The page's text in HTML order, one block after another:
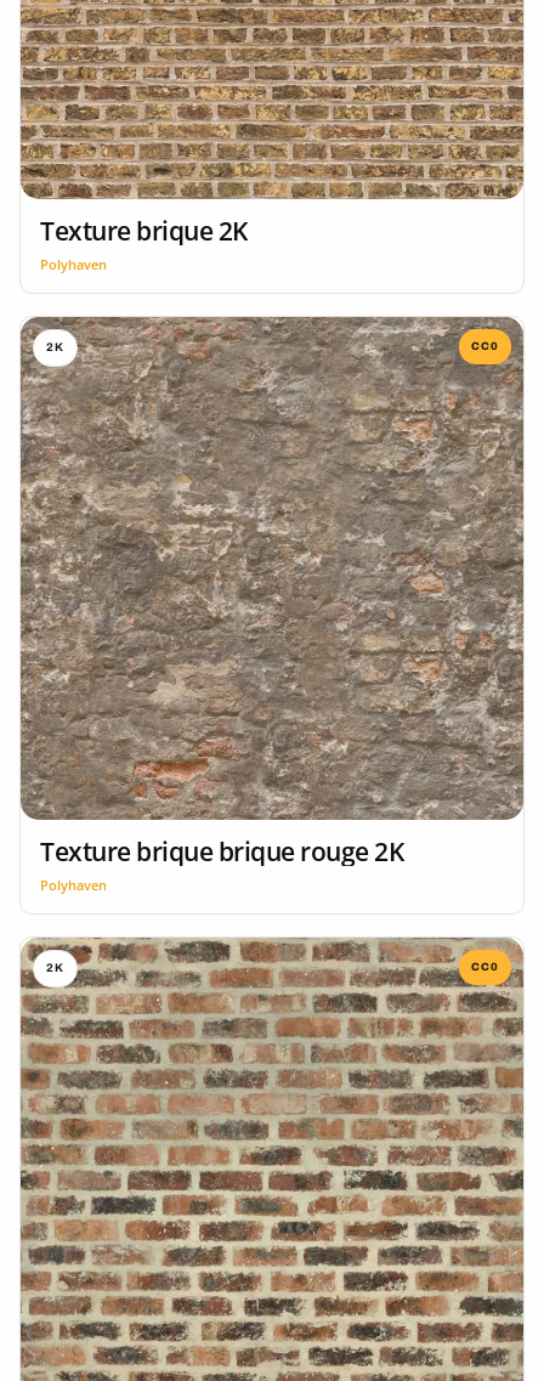
Texture brique 2K
Polyhaven
2K CC0
Texture brique brique rouge 2K
Polyhaven
2K CC0